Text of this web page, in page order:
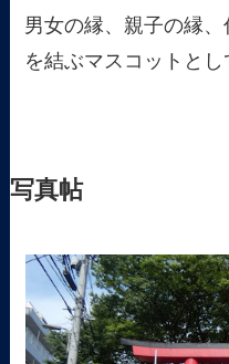
男女の縁、親子の縁
を結ぶマスコットとし
写真帖